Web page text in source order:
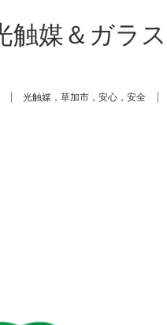
触媒＆ガラ
光触媒，草加市，安心，安全